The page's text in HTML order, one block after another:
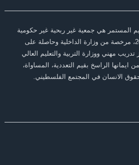
المستمر هي جمعية غير ربحية غير حكومية
تأسست في بيت لحم عام 2010، مرخصة من وزارة الداخلية وحاصلة على
مهني ووزارة التربية والتعليم العالي
الراسخ بقيم التعددية، المساواة،
الانسان في المجتمع الفلسطيني.